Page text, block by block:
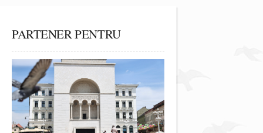
PARTENER PENTRU